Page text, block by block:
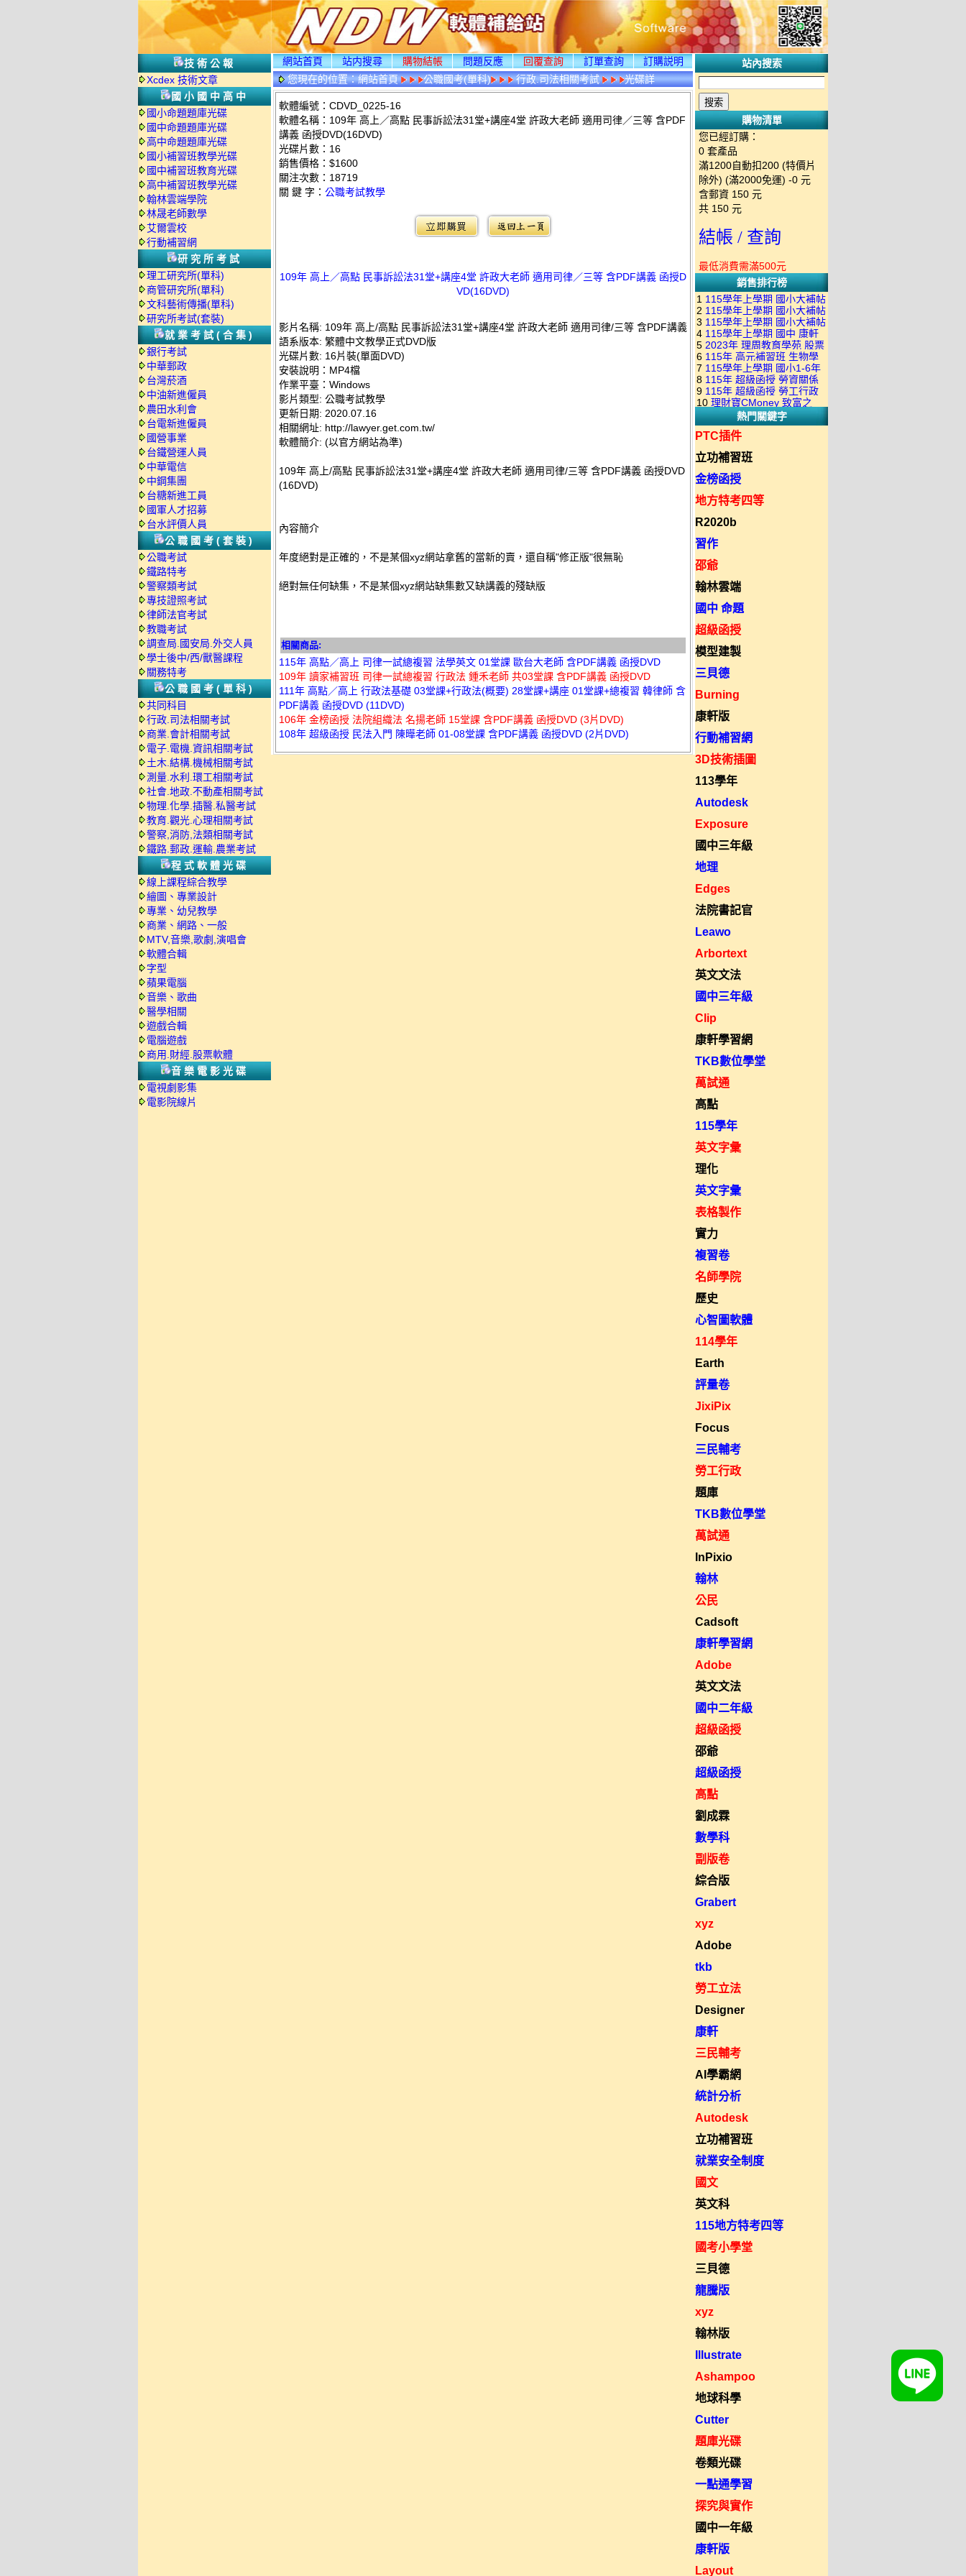
技術公報
Xcdex 技術文章
國小國中高中
國小命題題庫光碟
國中命題題庫光碟
高中命題題庫光碟
國小補習班教學光碟
國中補習班教育光碟
高中補習班教學光碟
翰林雲端學院
林晟老師數學
艾爾雲校
行動補習網
研究所考試
理工研究所(單科)
商管研究所(單科)
文科藝術傳播(單科)
研究所考試(套裝)
就業考試(合集)
銀行考試
中華郵政
台灣菸酒
中油新進僱員
農田水利會
台電新進僱員
國營事業
台鐵營運人員
中華電信
中鋼集團
台糖新進工員
國軍人才招募
台水評價人員
公職國考(套裝)
公職考試
鐵路特考
警察類考試
專技證照考試
律師法官考試
教職考試
調查局.國安局.外交人員
學士後中/西/獸醫課程
關務特考
公職國考(單科)
共同科目
行政.司法相關考試
商業.會計相關考試
電子.電機.資訊相關考試
土木.結構.機械相關考試
測量.水利.環工相關考試
社會.地政.不動產相關考試
物理.化學.插醫.私醫考試
教育.觀光.心理相關考試
警察,消防,法類相關考試
鐵路.郵政.運輸.農業考試
程式軟體光碟
線上課程綜合教學
繪圖、專業設計
專業、幼兒教學
商業、網路、一般
MTV,音樂,歌劇,演唱會
軟體合輯
字型
蘋果電腦
音樂、歌曲
醫學相關
遊戲合輯
電腦遊戲
商用.財經.股票軟體
音樂電影光碟
電視劇影集
電影院線片
網站首頁 站内搜尋 購物結帳 問題反應 回覆查詢 訂單查詢
訂購説明
您現在的位置：網站首頁 公職國考(單科) 行政.司法相關考試
光碟詳
情
軟體編號：CDVD_0225-16
軟體名稱：109年 高上／高點 民事訴訟法31堂+講座4堂 許政大老師 適用司律／三等 含PDF
講義 函授DVD(16DVD)
光碟片數：16
銷售價格：$1600
關注次數： 18719
關 鍵 字： 公職考試教學
109年 高上／高點 民事訴訟法31堂+講座4堂 許政大老師 適用司律／三等 含PDF講義 函授D
VD(16DVD)
影片名稱: 109年 高上/高點 民事訴訟法31堂+講座4堂 許政大老師 適用司律/三等 含PDF講義
語系版本: 繁體中文教學正式DVD版
光碟片數: 16片裝(單面DVD)
安裝說明：MP4檔
作業平臺：Windows
影片類型: 公職考試教學
更新日期: 2020.07.16
相關網址: http://lawyer.get.com.tw/
軟體簡介: (以官方網站為準)
109年 高上/高點 民事訴訟法31堂+講座4堂 許政大老師 適用司律/三等 含PDF講義 函授DVD
(16DVD)
內容簡介
年度絕對是正確的，不是某個xyz網站拿舊的當新的賣，還自稱"修正版"很無恥
絕對無任何缺集，不是某個xyz網站缺集數又缺講義的殘缺版
相關商品:
115年 高點／高上 司律一試總複習 法學英文 01堂課 歐台大老師 含PDF講義 函授DVD
109年 讀家補習班 司律一試總複習 行政法 鍾禾老師 共03堂課 含PDF講義 函授DVD
111年 高點／高上 行政法基礎 03堂課+行政法(概要) 28堂課+講座 01堂課+總複習 韓律師 含
PDF講義 函授DVD (11DVD)
106年 金榜函授 法院組織法 名揚老師 15堂課 含PDF講義 函授DVD (3片DVD)
108年 超級函授 民法入門 陳曄老師 01-08堂課 含PDF講義 函授DVD (2片DVD)
站內搜索
購物清單
您已經訂購：
0 套產品
滿1200自動扣200 (特價片
除外) (滿2000免運) -0 元
含郵資 150 元
共 150 元
結帳 / 查詢
最低消費需滿500元
銷售排行榜
1 115學年上學期 國小大補帖
南一版 國語+數學+社會+生活
+自然 1-6年級 教學光碟DVD
版(3DVD)
2 115學年上學期 國小大補帖
康軒版 國語+數學+社會+生活
+自然 1-6年級 教學光碟DVD
版(3DVD)
3 115學年上學期 國小大補帖
翰林版 國語+數學+社會+生活
+自然 1-6年級 教學光碟DVD
版(3DVD)
4 115學年上學期 國中 康軒
各科平時練習卷&段考複習卷
(補充資源全收錄) DVD版(2片
裝)
5 2023年 理周教育學苑 股票
當沖煉金術 主講：朱家泓 國
語發音 DVD版
6 115年 高元補習班 生物學
71堂課 黃彪老師 含PDF講義
函授DVD(26DVD)
7 115學年上學期 國小1-6年
級 習作解答(含康軒.南一.翰林
全版本.全科目)合輯版 DVD版
8 115年 超級函授 勞資關係
概要 11堂課+總複習 陸川老
師 含PDF講義 函授
DVD(5DVD)
9 115年 超級函授 勞工行政
與勞工立法概要 18堂課+總複
習 陸川老師 含PDF講義 函授
DVD(7DVD)
10 理財寶CMoney 致富之
道：上班族飆股攻略班 主
講：朱家泓+林穎 國語發音
熱門關鍵字
PTC插件
立功補習班
金榜函授
地方特考四等
R2020b
習作
邵爺
翰林雲端
國中 命題
超級函授
模型建製
三貝德
Burning
康軒版
行動補習網
3D技術插圖
113學年
Autodesk
Exposure
國中三年級
地理
Edges
法院書記官
Leawo
Arbortext
英文文法
國中三年級
Clip
康軒學習網
TKB數位學堂
萬試通
高點
115學年
英文字彙
理化
英文字彙
表格製作
實力
複習卷
名師學院
歷史
心智圖軟體
114學年
Earth
評量卷
JixiPix
Focus
三民輔考
勞工行政
題庫
TKB數位學堂
萬試通
InPixio
翰林
公民
Cadsoft
康軒學習網
Adobe
英文文法
國中二年級
超級函授
邵爺
超級函授
高點
劉成霖
數學科
副版卷
綜合版
Grabert
xyz
Adobe
tkb
勞工立法
Designer
康軒
三民輔考
AI學霸網
統計分析
Autodesk
立功補習班
就業安全制度
國文
英文科
115地方特考四等
國考小學堂
三貝德
龍騰版
xyz
翰林版
Illustrate
Ashampoo
地球科學
Cutter
題庫光碟
卷類光碟
一點通學習
探究與實作
國中一年級
康軒版
Layout